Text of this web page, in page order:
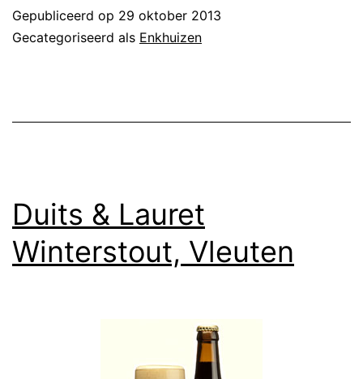
Gepubliceerd op 29 oktober 2013
Gecategoriseerd als Enkhuizen
Duits & Lauret
Winterstout, Vleuten